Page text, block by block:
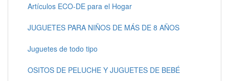
Artículos ECO-DE para el Hogar
JUGUETES PARA NIÑOS DE MÁS DE 8 AÑOS
Juguetes de todo tipo
OSITOS DE PELUCHE Y JUGUETES DE BEBÉ